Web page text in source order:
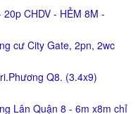
CHDV - HẺM 8M -
cư City Gate, 2pn, 2wc
Q8. (3.4x9)
Lân Quận 8 - 6m x8m chỉ